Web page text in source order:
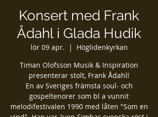
Konsert med Frank
Ådahl i Glada Hudik
lör 09 apr.
  |
Höglidenkyrkan
Timan Olofsson Musik & Inspiration
presenterar stolt, Frank Ådahl!
En av Sveriges främsta soul- och
gospeltenorer som bl a vunnit
melodifestivalen 1990 med låten "Som en